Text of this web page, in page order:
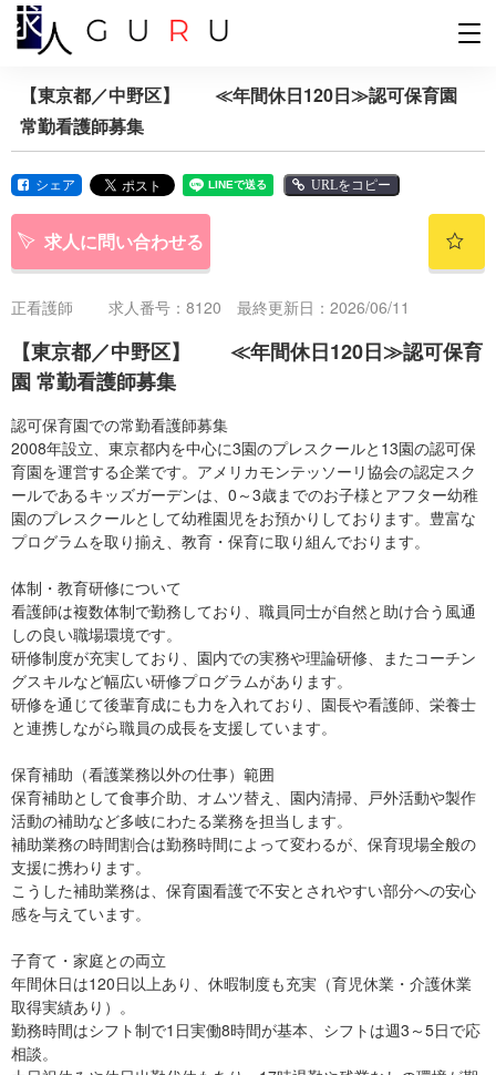
【東京都／中野区】 ≪年間休日120日≫認可保育園
常勤看護師募集
シェア URLをコピー
求人に問い合わせる
正看護師 求人番号：8120 最終更新日：2026/06/11
【東京都／中野区】 ≪年間休日120日≫認可保育
園 常勤看護師募集
認可保育園での常勤看護師募集
2008年設立、東京都内を中心に3園のプレスクールと13園の認可保
育園を運営する企業です。アメリカモンテッソーリ協会の認定スク
ールであるキッズガーデンは、0～3歳までのお子様とアフター幼稚
園のプレスクールとして幼稚園児をお預かりしております。豊富な
プログラムを取り揃え、教育・保育に取り組んでおります。
体制・教育研修について
看護師は複数体制で勤務しており、職員同士が自然と助け合う風通
しの良い職場環境です。
研修制度が充実しており、園内での実務や理論研修、またコーチン
グスキルなど幅広い研修プログラムがあります。
研修を通じて後輩育成にも力を入れており、園長や看護師、栄養士
と連携しながら職員の成長を支援しています。
保育補助（看護業務以外の仕事）範囲
保育補助として食事介助、オムツ替え、園内清掃、戸外活動や製作
活動の補助など多岐にわたる業務を担当します。
補助業務の時間割合は勤務時間によって変わるが、保育現場全般の
支援に携わります。
こうした補助業務は、保育園看護で不安とされやすい部分への安心
感を与えています。
子育て・家庭との両立
年間休日は120日以上あり、休暇制度も充実（育児休業・介護休業
取得実績あり）。
勤務時間はシフト制で1日実働8時間が基本、シフトは週3～5日で応
相談。